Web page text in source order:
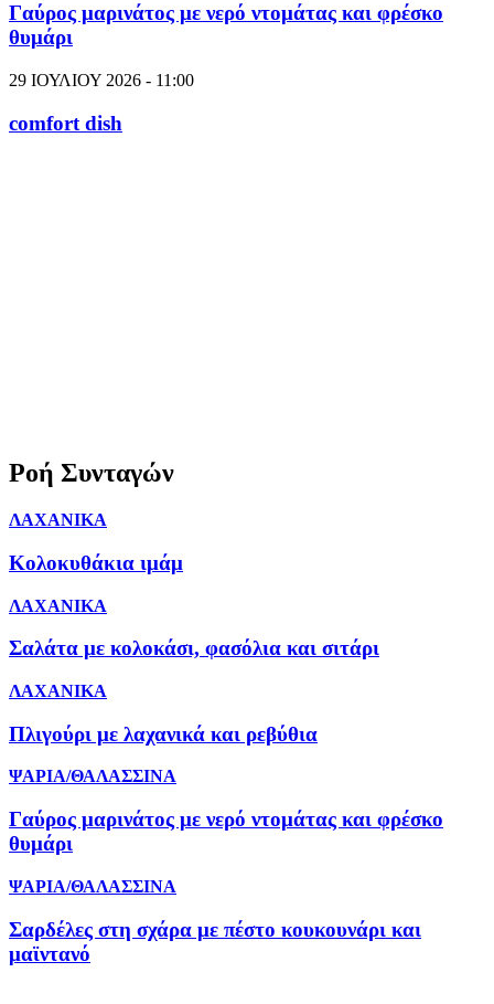
Γαύρος μαρινάτος με νερό ντομάτας και φρέσκο
θυμάρι
29 ΙΟΥΛΙΟΥ 2026 - 11:00
comfort dish
Ροή Συνταγών
ΛΑΧΑΝΙΚΑ
Κολοκυθάκια ιμάμ
ΛΑΧΑΝΙΚΑ
Σαλάτα με κολοκάσι, φασόλια και σιτάρι
ΛΑΧΑΝΙΚΑ
Πλιγούρι με λαχανικά και ρεβύθια
ΨΑΡΙΑ/ΘΑΛΑΣΣΙΝΑ
Γαύρος μαρινάτος με νερό ντομάτας και φρέσκο
θυμάρι
ΨΑΡΙΑ/ΘΑΛΑΣΣΙΝΑ
Σαρδέλες στη σχάρα με πέστο κουκουνάρι και
μαϊντανό